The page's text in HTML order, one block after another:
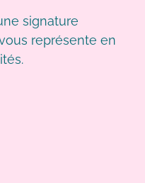
signature
représente en